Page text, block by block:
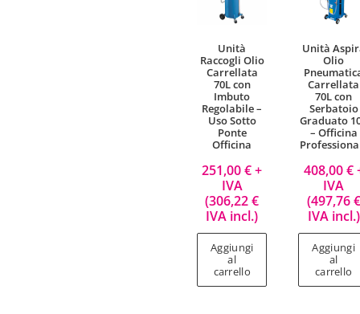
Unità
Raccogli Olio
Carrellata
70L con
Imbuto
Regolabile –
Uso Sotto
Ponte
Officina
251,00€+
IVA
(306,22€
IVA incl.)
Aggiungi
al
carrello
Unità
Olio
Carrellata
70L con
Serbatoio
Graduato
– Officina
408,00€
IVA
(497,76€
IVA incl.)
Aggiungi
al
carrello